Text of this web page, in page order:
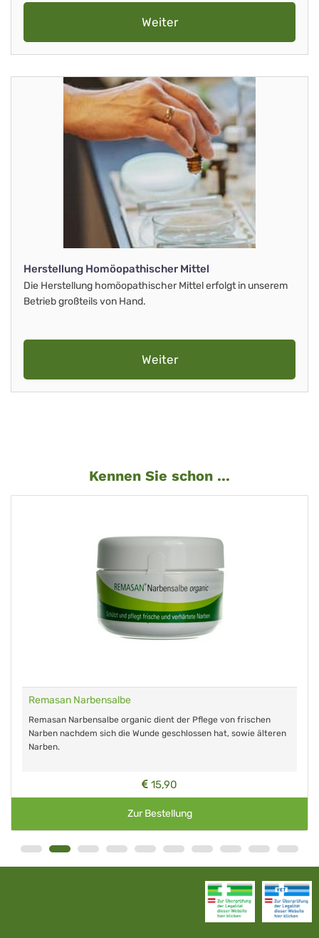
Weiter
Herstellung Homöopathischer Mittel
Die Herstellung homöopathischer Mittel erfolgt in unserem
Betrieb großteils von Hand.
Weiter
Kennen Sie schon ...
Remasan Narbensalbe
Remasan Narbensalbe organic dient der Pflege von frischen
Narben nachdem sich die Wunde geschlossen hat, sowie älteren
Narben.
15,90
Zur Bestellung